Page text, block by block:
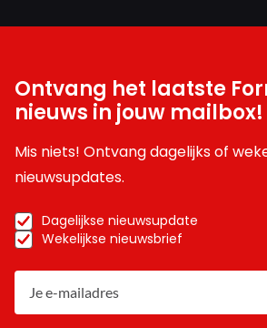
Ontvang het laatste
nieuws in jouw mailbox!
Mis niets! Ontvang dagelijks of
nieuwsupdates.
Dagelijkse nieuwsupdate
Wekelijkse nieuwsbrief